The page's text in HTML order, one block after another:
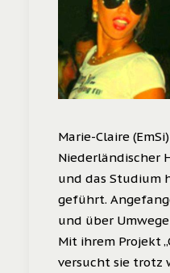
Marie-Claire
Niederländischer
und das Studium
geführt.
und über
Mit ihrem Projekt
versucht sie trotz